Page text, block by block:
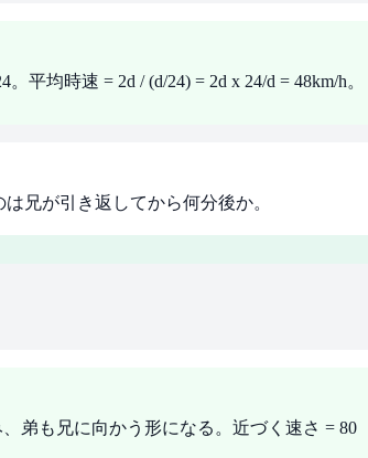
平均時速 = 2d / (d/24) = 2d x 24/d = 48km/h。
兄が引き返してから何分後か。
弟も兄に向かう形になる。近づく速さ = 80